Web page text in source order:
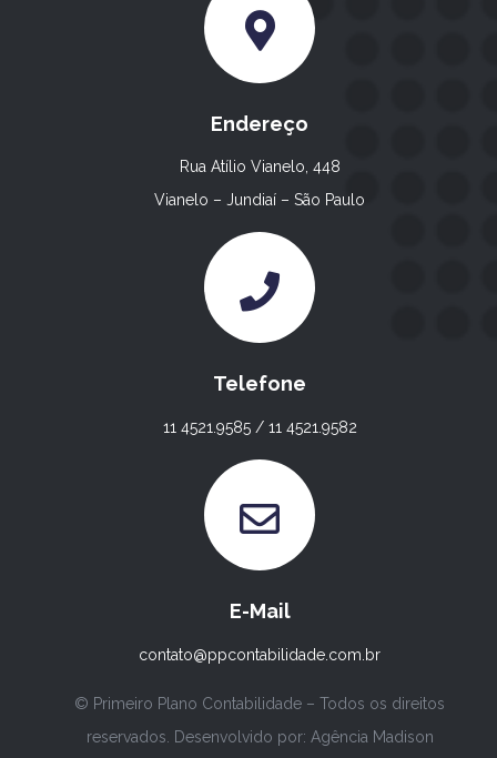
Endereço
Rua Atílio Vianelo, 448
Vianelo – Jundiaí – São Paulo
Telefone
11 4521.9585 / 11 4521.9582
E-Mail
contato@ppcontabilidade.com.br
© Primeiro Plano Contabilidade – Todos os direitos
reservados. Desenvolvido por: Agência Madison